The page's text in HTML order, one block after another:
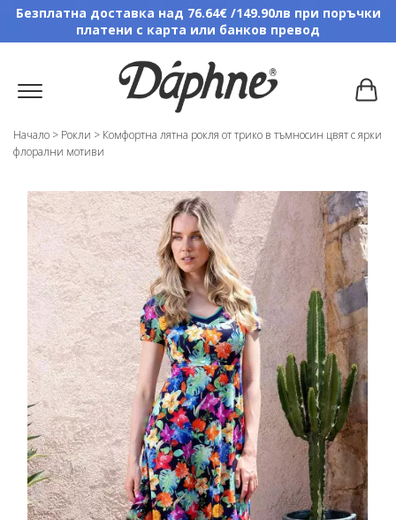
Безплатна доставка над 76.64€ /149.90лв при поръчки
платени с карта или банков превод
Начало > Рокли > Комфортна лятна рокля от трико в тъмносин цвят с ярки
флорални мотиви